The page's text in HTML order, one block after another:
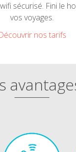
sécurisé. Fini le
vos voyages.
nos tarifs